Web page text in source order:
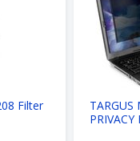
Filter
TARGUS